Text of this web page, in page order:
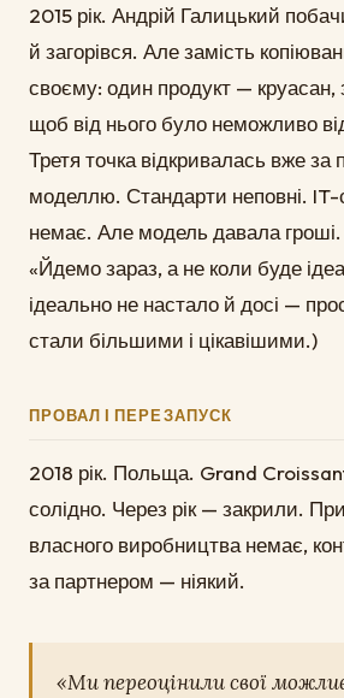
2015 рік. Андрій Галицький
й загорівся. Але замість
своєму: один продукт — круасан,
щоб від нього було неможливо
Третя точка відкривалась вже за
моделлю. Стандарти неповні.
немає. Але модель давала гроші.
«Йдемо зараз, а не коли буде
ідеально не настало й досі —
стали більшими і цікавішими.)
ПРОВАЛ І ПЕРЕЗАПУСК
2018 рік. Польща. Grand
солідно. Через рік — закрили.
власного виробництва немає,
за партнером — ніякий.
«Ми переоцінили свої